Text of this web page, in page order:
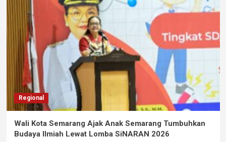
Regional
Wali Kota Semarang Ajak Anak Semarang Tumbuhkan
Budaya Ilmiah Lewat Lomba SiNARAN 2026